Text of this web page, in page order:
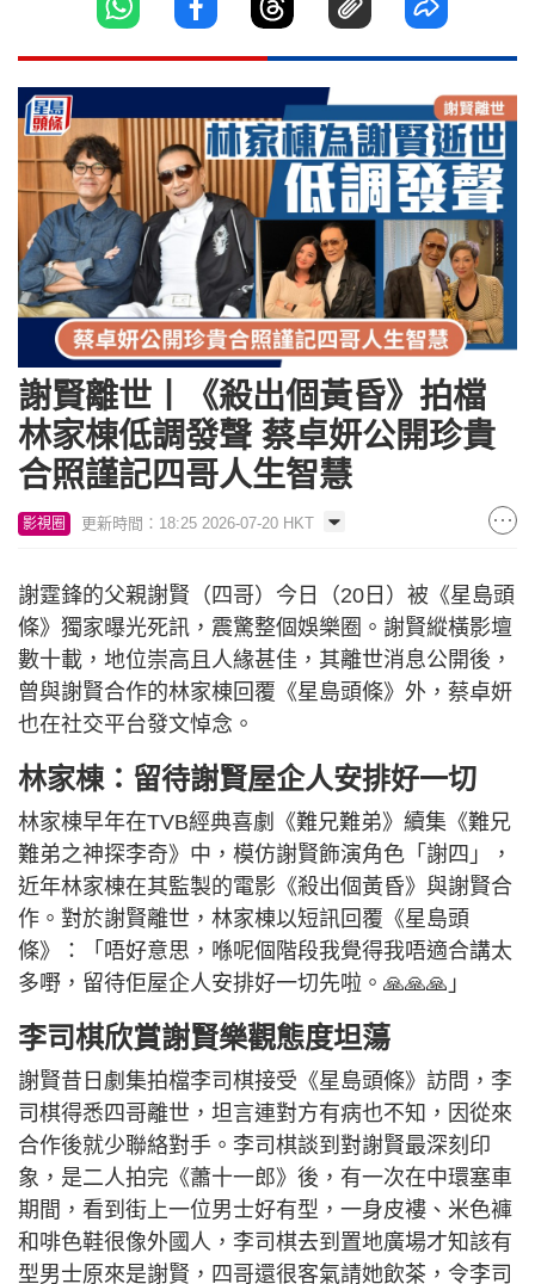
謝賢離世丨《殺出個黃昏》拍檔
林家棟低調發聲 蔡卓妍公開珍貴
合照謹記四哥人生智慧
影視圈 更新時間：18:25 2026-07-20 HKT
謝霆鋒的父親謝賢（四哥）今日（20日）被《星島頭
條》獨家曝光死訊，震驚整個娛樂圈。謝賢縱橫影壇
數十載，地位崇高且人緣甚佳，其離世消息公開後，
曾與謝賢合作的林家棟回覆《星島頭條》外，蔡卓妍
也在社交平台發文悼念。
林家棟： 留待謝賢屋企人安排好一切
林家棟早年在TVB經典喜劇《難兄難弟》續集《難兄
難弟之神探李奇》中，模仿謝賢飾演角色「謝四」，
近年林家棟在其監製的電影《殺出個黃昏》與謝賢合
作。對於謝賢離世，林家棟以短訊回覆《星島頭
條》：「唔好意思，喺呢個階段我覺得我唔適合講太
多嘢，留待佢屋企人安排好一切先啦。🙏🙏🙏」
李司棋欣賞謝賢樂觀態度坦蕩
謝賢昔日劇集拍檔李司棋接受《星島頭條》訪問，李
司棋得悉四哥離世，坦言連對方有病也不知，因從來
合作後就少聯絡對手。李司棋談到對謝賢最深刻印
象，是二人拍完《蕭十一郎》後，有一次在中環塞車
期間，看到街上一位男士好有型，一身皮褸、米色褲
和啡色鞋很像外國人，李司棋去到置地廣場才知該有
型男士原來是謝賢，四哥還很客氣請她飲茶，令李司